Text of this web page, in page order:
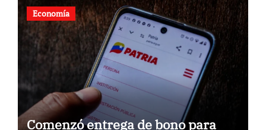
Economía
Comenzó entrega de bono para